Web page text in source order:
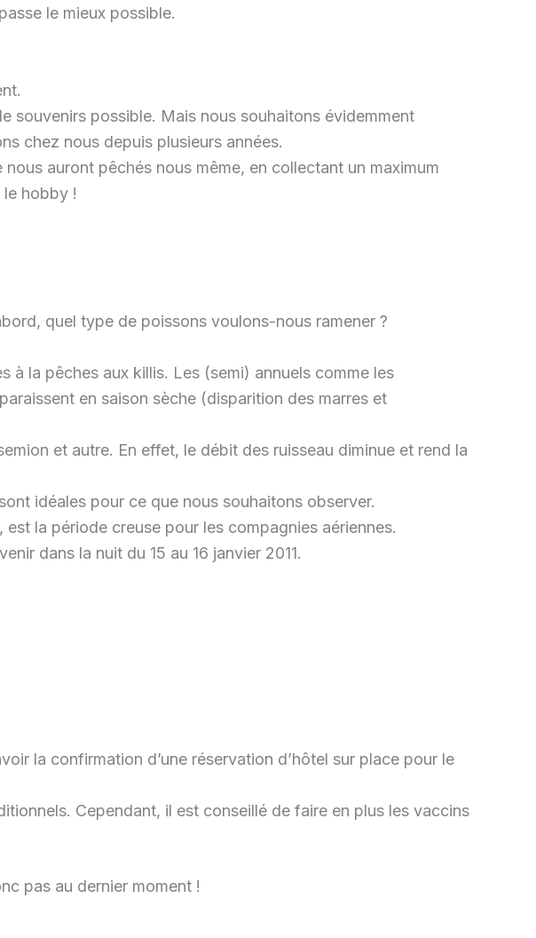
le mieux possible.
souvenirs possible. Mais nous souhaitons évidemment
chez nous depuis plusieurs années.
auront pêchés nous même, en collectant un maximum
le hobby !
quel type de poissons voulons-nous ramener ?
à la pêches aux killis. Les (semi) annuels comme les
en saison sèche (disparition des marres et
et autre. En effet, le débit des ruisseau diminue et rend la
idéales pour ce que nous souhaitons observer.
la période creuse pour les compagnies aériennes.
dans la nuit du 15 au 16 janvier 2011.
la confirmation d’une réservation d’hôtel sur place pour le
Cependant, il est conseillé de faire en plus les vaccins
pas au dernier moment !